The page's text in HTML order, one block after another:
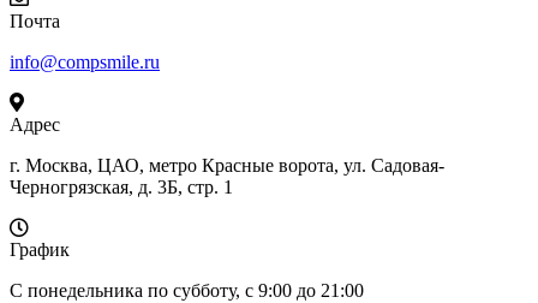
Почта
info@compsmile.ru
Адрес
г. Москва, ЦАО, метро Красные ворота, ул. Садовая-
Черногрязская, д. 3Б, стр. 1
График
С понедельника по субботу, с 9:00 до 21:00